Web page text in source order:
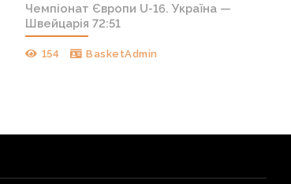
Чемпіонат Європи U-16. Україна —
Швейцарія 72:51
154 BasketAdmin